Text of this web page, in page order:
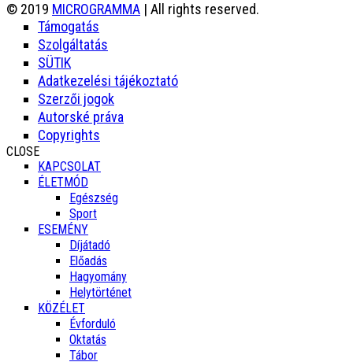
© 2019 MICROGRAMMA | All rights reserved.
Támogatás
Szolgáltatás
SÜTIK
Adatkezelési tájékoztató
Szerzői jogok
Autorské práva
Copyrights
CLOSE
KAPCSOLAT
ÉLETMÓD
Egészség
Sport
ESEMÉNY
Díjátadó
Előadás
Hagyomány
Helytörténet
KÖZÉLET
Évforduló
Oktatás
Tábor